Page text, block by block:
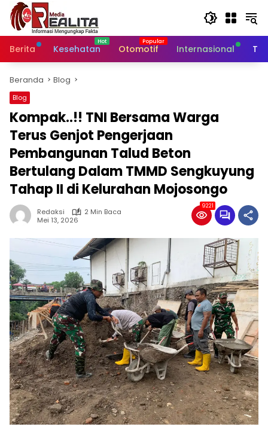
Langsung
konten
Berita
Kesehatan Otomotif Internasional
Beranda Blog
Blog
Kompak..!! TNI Bersama Warga
Terus Genjot Pengerjaan
Pembangunan Talud Beton
Bertulang Dalam TMMD Sengkuyung
Tahap II di Kelurahan Mojosongo
Redaksi
2 Min Baca
Mei 13, 2026
9221